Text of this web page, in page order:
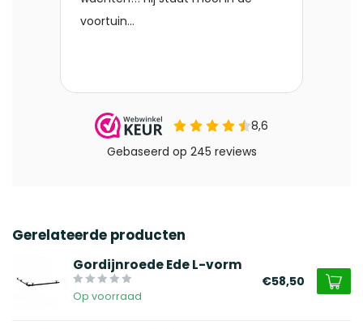
Gerelateerde producten
Gordijnroede Ede L-vorm
Op voorraad
€58,50